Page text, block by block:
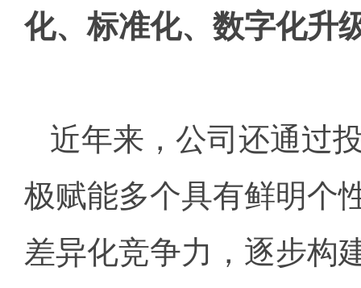
化、标准化、数字化升
近年来，公司还通过
极赋能多个具有鲜明个
差异化竞争力，逐步构